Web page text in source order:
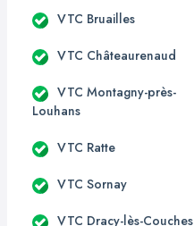
VTC Bruailles
VTC Châteaurenaud
VTC Montagny-près-
Louhans
VTC Ratte
VTC Sornay
VTC Dracy-lès-Couches